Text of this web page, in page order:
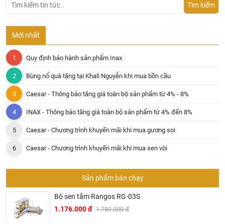
Tìm kiếm
Mới nhất
Quy định bảo hành sản phẩm Inax
Bùng nổ quà tặng tại Khali Nguyễn khi mua bồn cầu
Caesar - Thông báo tăng giá toàn bộ sản phẩm từ 4% - 8%
INAX - Thông báo tăng giá toàn bộ sản phẩm từ 4% đến 8%
Caesar - Chương trình khuyến mãi khi mua gương soi
Caesar - Chương trình khuyến mãi khi mua sen vòi
Sản phẩm bán chạy
Bộ sen tắm Rangos RG-03S
1.176.000 đ 1.780.000 đ